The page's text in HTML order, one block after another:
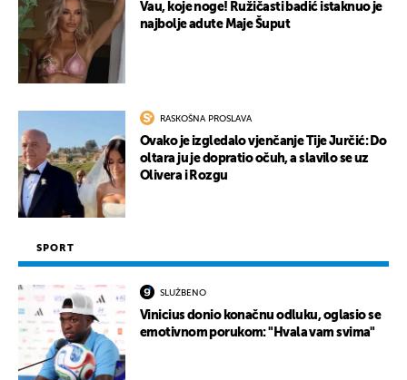
Vau, koje noge! Ružičasti badić istaknuo je
najbolje adute Maje Šuput
RASKOŠNA PROSLAVA
Ovako je izgledalo vjenčanje Tije Jurčić: Do
oltara ju je dopratio očuh, a slavilo se uz
Olivera i Rozgu
SPORT
SLUŽBENO
Vinicius donio konačnu odluku, oglasio se
emotivnom porukom: "Hvala vam svima"